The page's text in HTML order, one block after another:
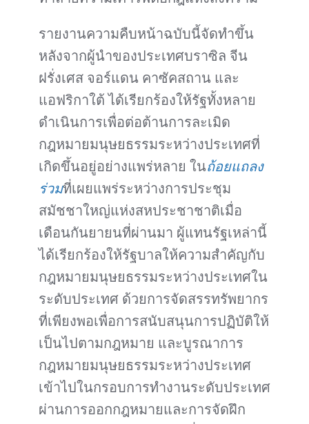
รายงานความคืบหน้าฉบับนี้จัดทำขึ้น
หลังจากผู้นำของประเทศบราซิล จีน
ฝรั่งเศส จอร์แดน คาซัคสถาน และ
แอฟริกาใต้ ได้เรียกร้องให้รัฐทั้งหลาย
ดำเนินการเพื่อต่อต้านการละเมิด
กฎหมายมนุษยธรรมระหว่างประเทศที่
เกิดขึ้นอยู่อย่างแพร่หลาย ในถ้อยแถลง
ร่วมที่เผยแพร่ระหว่างการประชุม
สมัชชาใหญ่แห่งสหประชาชาติเมื่อ
เดือนกันยายนที่ผ่านมา ผู้แทนรัฐเหล่านี้
ได้เรียกร้องให้รัฐบาลให้ความสำคัญกับ
กฎหมายมนุษยธรรมระหว่างประเทศใน
ระดับประเทศ ด้วยการจัดสรรทรัพยากร
ที่เพียงพอเพื่อการสนับสนุนการปฏิบัติให้
เป็นไปตามกฎหมาย และบูรณาการ
กฎหมายมนุษยธรรมระหว่างประเทศ
เข้าไปในกรอบการทำงานระดับประเทศ
ผ่านการออกกฎหมายและการจัดฝึก